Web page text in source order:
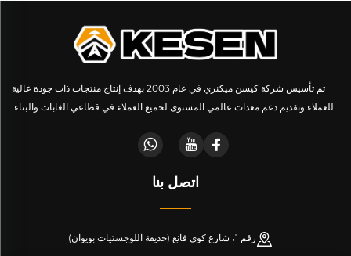
تم تأسيس شركة كيسن ميكنري في عام 2003 بهدف إنتاج منتجات ذات جودة عالية
للعملاء وتقديم دعم معدات عالمي المستوى لجميع العملاء في قطاعي الغابات والبناء.
اتصل بنا
رقم 1، شارع كوي فانغ (حديقة اللوجستيات بويوان)